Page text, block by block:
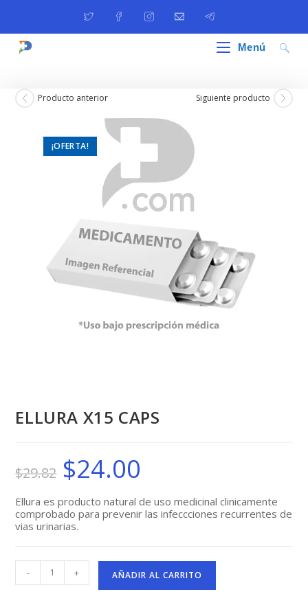
Menú
¡OFERTA!
Producto anterior Siguiente producto
ELLURA X15 CAPS
$29.82
El
precio
original
$29.82.
$24.00
$24.00.
Ellura es producto natural de uso medicinal clinicamente
comprobado para prevenir las infeccciones recurrentes de
vias urinarias.
ELLURA
X15
CAPS
- + AÑADIR AL CARRITO